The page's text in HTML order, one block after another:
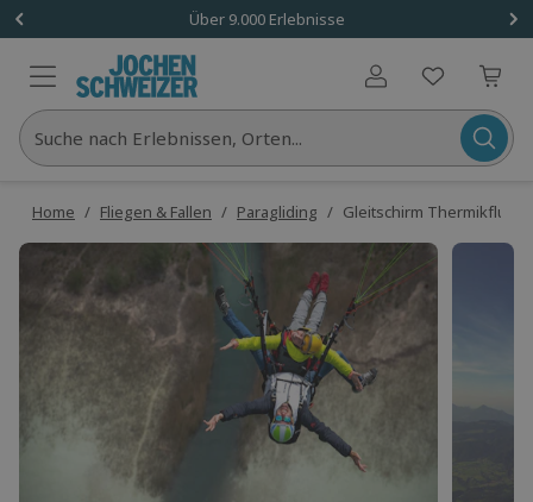
Über 9.000 Erlebnisse
Benutzerkonto
Suche nach Erlebnissen, Orten...
Home / Fliegen & Fallen / Paragliding / Gleitschirm Thermikflug